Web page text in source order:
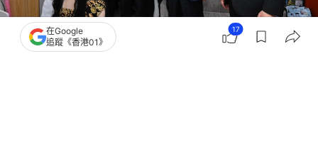
撰文：01論壇
在Google
追蹤《香港01》
17